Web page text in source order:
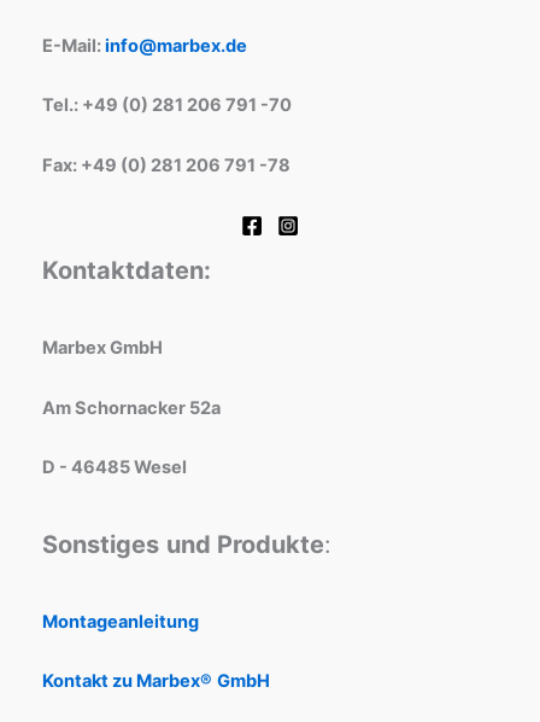
E-Mail:info@marbex.de
Tel.: +49 (0) 281 206 791 -70
Fax: +49 (0) 281 206 791 -78
Kontaktdaten:
Marbex GmbH
Am Schornacker 52a
D - 46485 Wesel
Sonstiges und Produkte:
Montageanleitung
Kontakt zu Marbex® GmbH